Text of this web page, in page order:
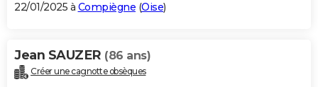
22/01/2025 à Compiègne (Oise)
Jean SAUZER (86 ans)
Créer une cagnotte obsèques